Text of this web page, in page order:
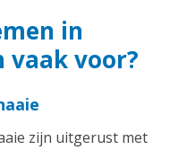
in
vaak voor?
zijn uitgerust met